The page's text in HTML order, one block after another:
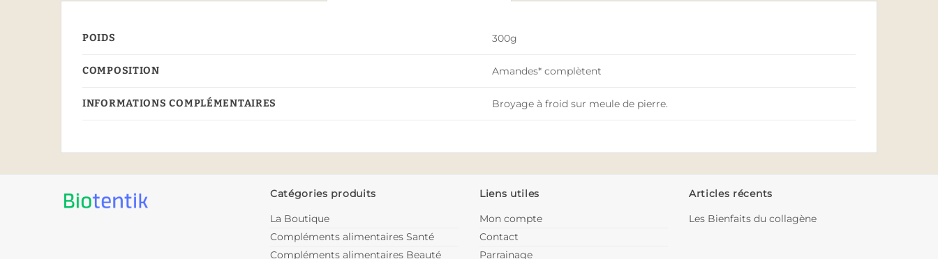
POIDS 300g
COMPOSITION Amandes* complètent
INFORMATIONS COMPLÉMENTAIRES Broyage à froid sur meule de pierre.
Catégories produits
La Boutique
Compléments alimentaires Santé
Compléments alimentaires Beauté
Liens utiles
Mon compte
Contact
Parrainage
Articles récents
Les Bienfaits du collagène